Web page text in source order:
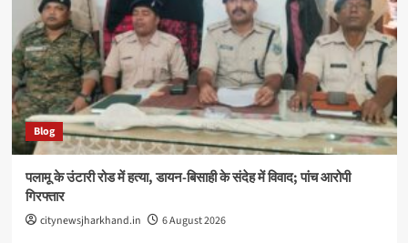
Blog
पलामू के उंटारी रोड में हत्या, डायन-बिसाही के संदेह में विवाद; पांच आरोपी
गिरफ्तार
citynewsjharkhand.in 6 August 2026